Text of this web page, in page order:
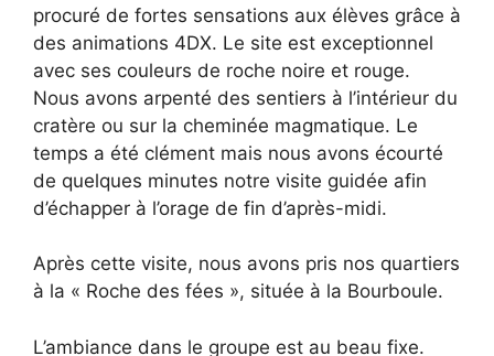
procuré de fortes sensations aux élèves grâce à
des animations 4DX. Le site est exceptionnel
avec ses couleurs de roche noire et rouge.
Nous avons arpenté des sentiers à l’intérieur du
cratère ou sur la cheminée magmatique. Le
temps a été clément mais nous avons écourté
de quelques minutes notre visite guidée afin
d’échapper à l’orage de fin d’après-midi.
Après cette visite, nous avons pris nos quartiers
à la « Roche des fées », située à la Bourboule.
L’ambiance dans le groupe est au beau fixe.